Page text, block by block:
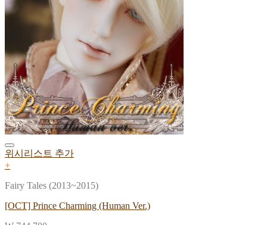
위시리스트 추가
+
Fairy Tales (2013~2015)
[OCT] Prince Charming (Human Ver.)